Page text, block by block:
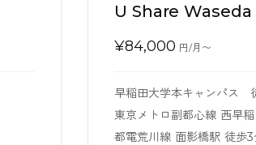
U Share Waseda
¥84,000 円/月〜
早稲田大学本キャンパス
東京メトロ副都心線 西早
都電荒川線 面影橋駅 徒歩3